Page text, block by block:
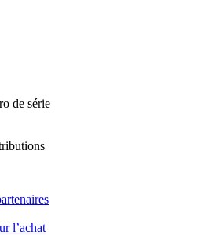
de série
l’achat